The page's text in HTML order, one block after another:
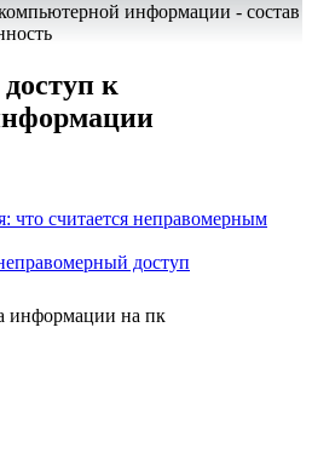
информации - состав
к
что считается неправомерным
доступ